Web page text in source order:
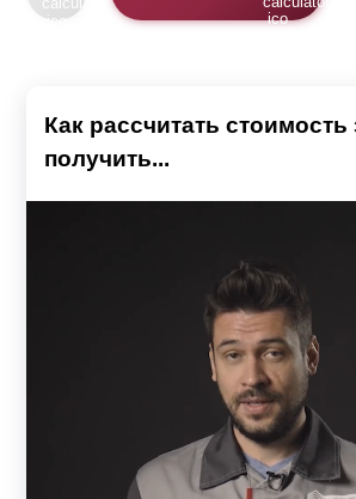
Как рассчитать стоимость
получить...